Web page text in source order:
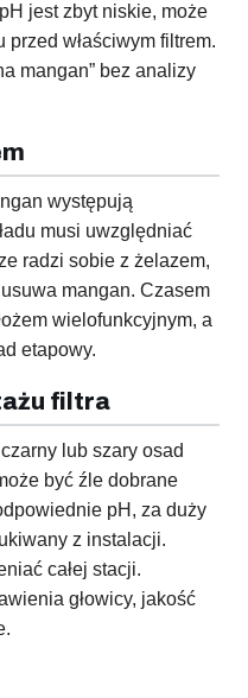
jest zbyt niskie, może
przed właściwym filtrem.
mangan” bez analizy
występują
musi uwzględniać
radzi sobie z żelazem,
mangan. Czasem
wielofunkcyjnym, a
etapowy.
filtra
lub szary osad
być źle dobrane
pH, za duży
z instalacji.
całej stacji.
głowicy, jakość